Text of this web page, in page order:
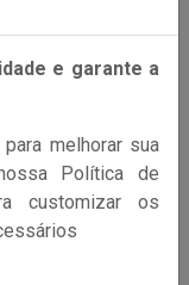
e garante a
melhorar sua
Política de
customizar os